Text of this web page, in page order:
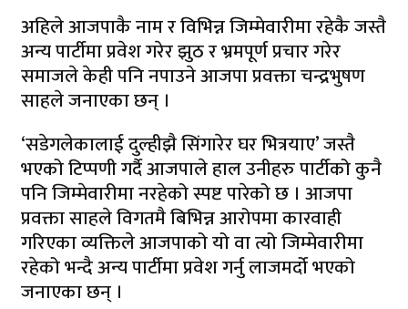
अहिले आजपाकै नाम र विभिन्न जिम्मेवारीमा रहेकै जस्तै
अन्य पार्टीमा प्रवेश गरेर झुठ र भ्रमपूर्ण प्रचार गरेर
समाजले केही पनि नपाउने आजपा प्रवक्ता चन्द्रभुषण
साहले जनाएका छन् ।
‘सडेगलेकालाई दुल्हीझै सिंगारेर घर भित्रयाए’ जस्तै
भएको टिप्पणी गर्दै आजपाले हाल उनीहरु पार्टीको कुनै
पनि जिम्मेवारीमा नरहेको स्पष्ट पारेको छ । आजपा
प्रवक्ता साहले विगतमै बिभिन्न आरोपमा कारवाही
गरिएका व्यक्तिले आजपाको यो वा त्यो जिम्मेवारीमा
रहेको भन्दै अन्य पार्टीमा प्रवेश गर्नु लाजमर्दो भएको
जनाएका छन् ।